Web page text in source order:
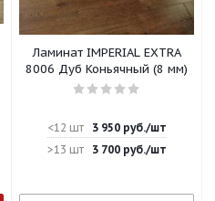
Ламинат IMPERIAL EXTRA
8006 Дуб Коньячный (8 мм)
<12 шт 3 950руб./шт
>13 шт
3 700руб./шт